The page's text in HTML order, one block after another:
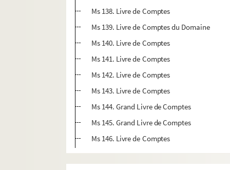
Ms 138. Livre de Comptes
Ms 139. Livre de Comptes du Domaine
Ms 140. Livre de Comptes
Ms 141. Livre de Comptes
Ms 142. Livre de Comptes
Ms 143. Livre de Comptes
Ms 144. Grand Livre de Comptes
Ms 145. Grand Livre de Comptes
Ms 146. Livre de Comptes